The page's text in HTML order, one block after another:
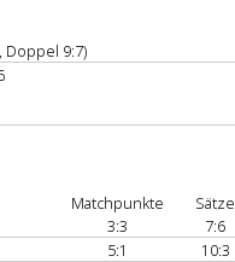
Doppel 9:7)
Matchpunkte Sätze
3:3 7:6
5:1 10:3